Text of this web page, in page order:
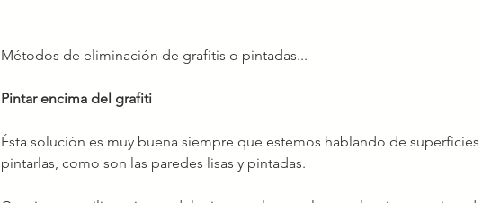
Métodos de eliminación de grafitis o pintadas...
Pintar encima del grafiti
Ésta solución es muy buena siempre que estemos hablando de
pintarlas, como son las paredes lisas y pintadas.